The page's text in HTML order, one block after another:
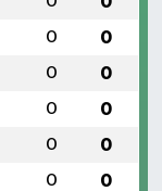
0 0
0 0
0 0
0 0
0 0